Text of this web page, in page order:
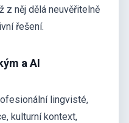
z něj dělá neuvěřitelně
řešení.
a AI
lingvisté,
kulturní kontext,